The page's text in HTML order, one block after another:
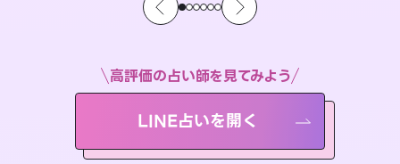
高評価の占い師を見てみよう
LINE占いを開く